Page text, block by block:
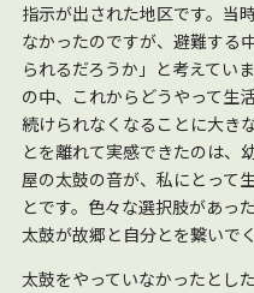
指示が出された地区です。当
なかったのですが、避難する
られるだろうか」と考えてい
の中、これからどうやって生
続けられなくなることに大き
とを離れて実感できたのは、
屋の太鼓の音が、私にとって
とです。色々な選択肢があっ
太鼓が故郷と自分とを繋いで
太鼓をやっていなかったとし